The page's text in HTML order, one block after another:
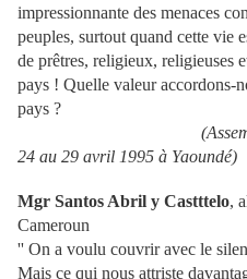
impressionnante des menaces
peuples, surtout quand cette vie
de prêtres, religieux, religieuses
pays ! Quelle valeur accordons-
pays ?
24 au 29 avril 1995 à Yaoundé)
Mgr Santos Abril y Castttelo,
Cameroun
'' On a voulu couvrir avec le
Mais ce qui nous attriste